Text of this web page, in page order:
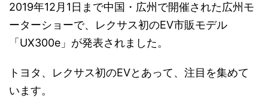
2019年12月1日まで中国・広州で開催された広州モ
ーターショーで、レクサス初のEV市販モデル
「UX300e」が発表されました。
トヨタ、レクサス初のEVとあって、注目を集めて
います。